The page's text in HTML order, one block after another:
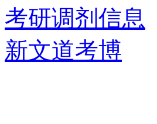
考研调剂信息
新文道考博